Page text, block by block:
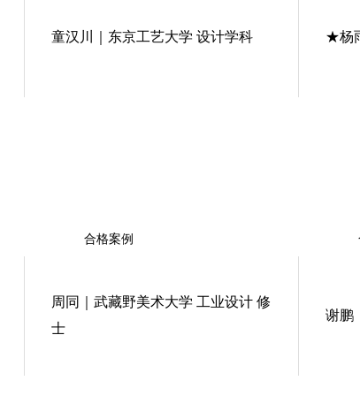
童汉川｜东京工艺大学 设计学科 ★杨
合格案例
周同｜武藏野美术大学 工业设计 修
士
谢鹏